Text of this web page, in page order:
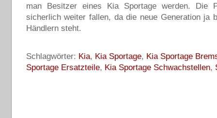
man Besitzer eines Kia Sportage werden. Die
sicherlich weiter fallen, da die neue Generation ja
Händlern steht.
Schlagwörter: Kia, Kia Sportage, Kia Sportage
Sportage Ersatzteile, Kia Sportage Schwachstellen,